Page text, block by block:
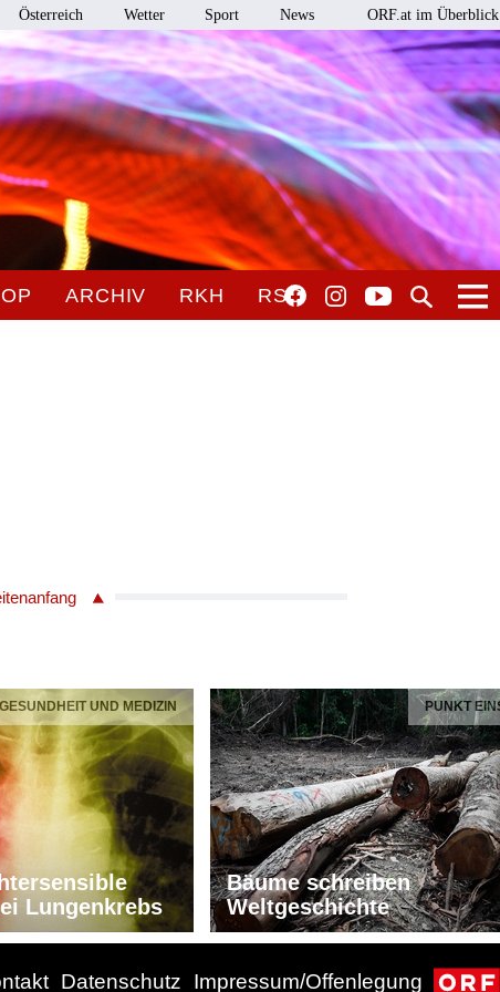
Österreich Wetter Sport News ORF.at im Überblick
ARCHIV RKH RSO
UND MEDIZIN
Lungenkrebs
PUNKT
Bäume schreiben
Weltgeschichte
Datenschutz Impressum/Offenlegung